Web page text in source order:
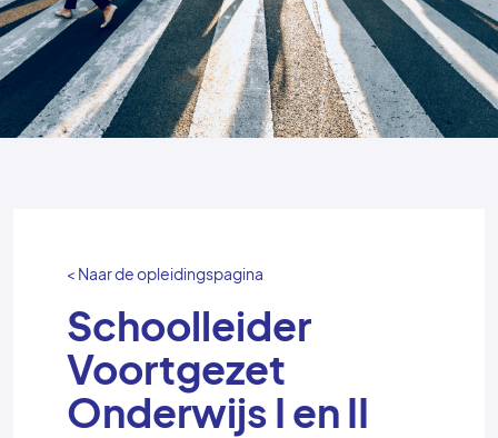
< Naar de opleidingspagina
Schoolleider
Voortgezet
Onderwijs I en II